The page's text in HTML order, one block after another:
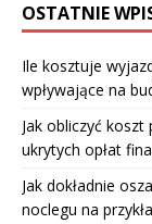
OSTATNIE
Ile kosztuje
wpływające na
Jak obliczyć
ukrytych opłat
Jak dokładnie
noclegu na